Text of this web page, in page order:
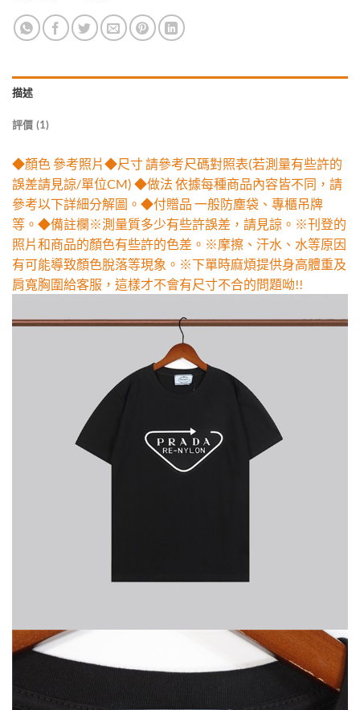
描述
評價 (1)
◆顏色 參考照片◆尺寸 請參考尺碼對照表(若測量有些許的
誤差請見諒/單位CM) ◆做法 依據每種商品內容皆不同，請
參考以下詳細分解圖。◆付贈品 一般防塵袋、專櫃吊牌
等。◆備註欄※測量質多少有些許誤差，請見諒。※刊登的
照片和商品的顏色有些許的色差。※摩擦、汗水、水等原因
有可能導致顏色脫落等現象。※下單時麻煩提供身高體重及
肩寬胸圍給客服，這樣才不會有尺寸不合的問題呦!!